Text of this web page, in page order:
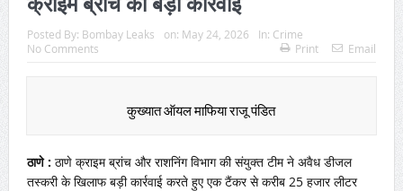
Posted By: Bombay Leaks on: May 24, 2026 In: Crime
No Comments
Print Email
कुख्यात ऑयल माफिया राजू पंडित
ठाणे : ठाणे क्राइम ब्रांच और राशनिंग विभाग की संयुक्त टीम ने अवैध डीजल
तस्करी के खिलाफ बड़ी कार्रवाई करते हुए एक टैंकर से करीब 25 हजार लीटर